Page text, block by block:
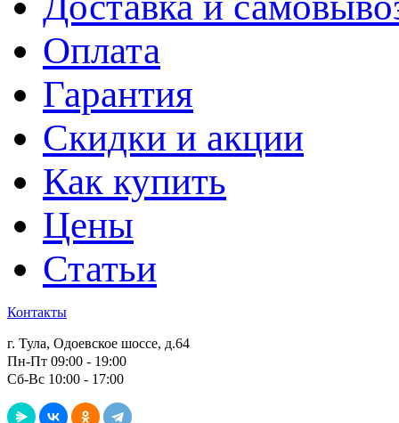
Оплата
Гарантия
Скидки и акции
Как купить
Цены
Статьи
Контакты
г. Тула, Одоевское шоссе, д.64
Пн-Пт 09:00 - 19:00
Сб-Вс 10:00 - 17:00